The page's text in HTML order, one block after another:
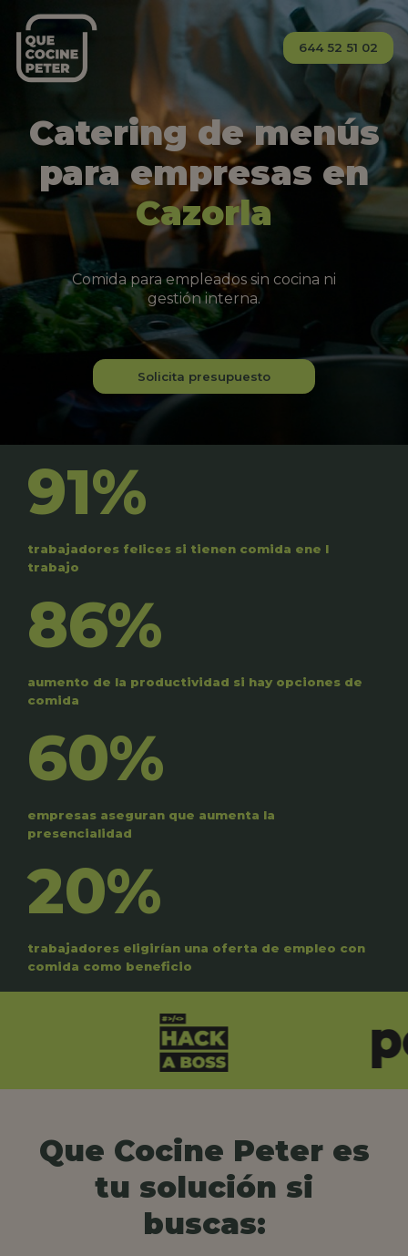
644 52 51 02
Catering de menús
para empresas en
Cazorla
Comida para empleados sin cocina ni
gestión interna.
Solicita presupuesto
91%
trabajadores felices si tienen comida ene l
trabajo
86%
aumento de la productividad si hay opciones de
comida
60%
empresas aseguran que aumenta la
presencialidad
20%
trabajadores eligirían una oferta de empleo con
comida como beneficio
Que Cocine Peter es
tu solución si
buscas: